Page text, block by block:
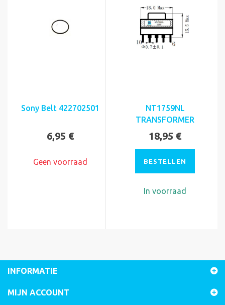
Sony Belt 422702501
6,95 €
Geen voorraad
NT1759NL
TRANSFORMER
18,95 €
BESTELLEN
In voorraad
INFORMATIE
MIJN ACCOUNT